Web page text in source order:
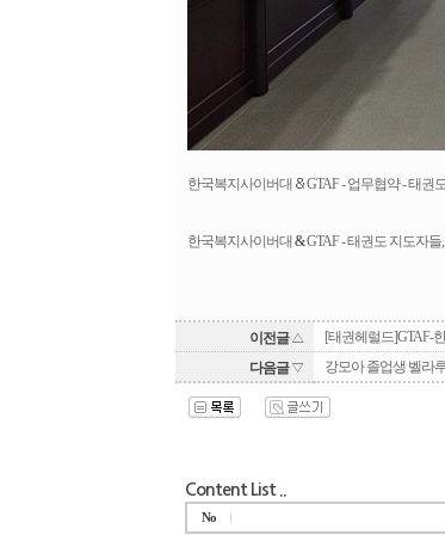
한국복지사이버대 &GTAF - 업무협약 - 태권
한국복지사이버대 &GTAF - 태권도 지도자
이전글△
[태권헤럴드]GTAF-
다음글▽ 강모아 졸업생 벨라
Content List ..
No